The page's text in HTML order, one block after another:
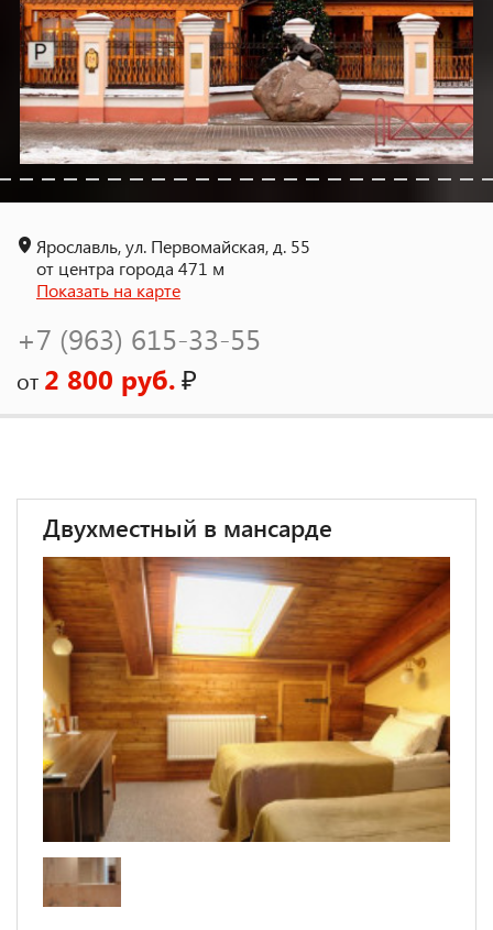
Ярославль, ул. Первомайская, д. 55
от центра города 471 м
Показать на карте
+7 (963) 615-33-55
от 2 800 руб.₽
Двухместный в мансарде